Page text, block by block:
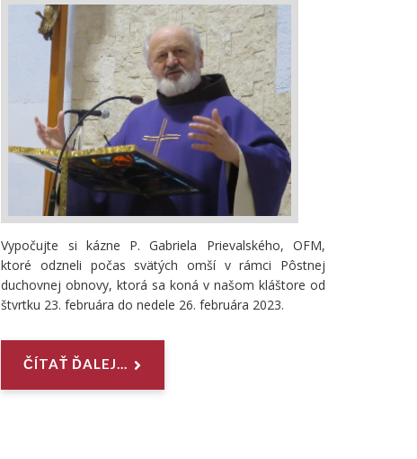
Vypočujte si kázne P. Gabriela Prievalského, OFM,
ktoré odzneli počas svätých omší v rámci Pôstnej
duchovnej obnovy, ktorá sa koná v našom kláštore od
štvrtku 23. februára do nedele 26. februára 2023.
ČÍTAŤ ĎALEJ...